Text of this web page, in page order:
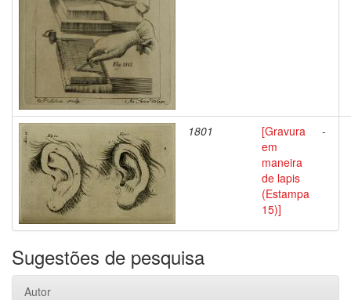
1801
[Gravura
em
maneira
de lapis
(Estampa
15)]
-
Sugestões de pesquisa
Autor